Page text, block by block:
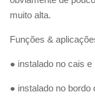
muito alta.
Funções &
● instalado no cais
● instalado no bordo